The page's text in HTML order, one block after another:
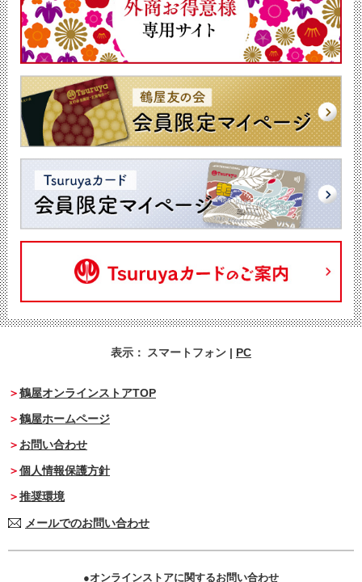
表示： スマートフォン | PC
鶴屋オンラインストアTOP
鶴屋ホームページ
お問い合わせ
個人情報保護方針
推奨環境
メールでのお問い合わせ
オンラインストアに関するお問い合わせ